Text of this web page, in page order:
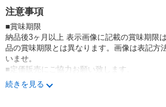
行っています。
Artisan Seriesは嬉々!! CREATIVEとのコラボ
生産者だけでなく、国内の様々なハンディキ
づくりにつながっています。
〜アーティスト山本 頼子(やまもと よりこ)さ
化粧品や花をテーマに選び、ペンでラフに線
選びと、ゆるっとした輪郭が特徴的な嬉々!!
注意事項
■賞味期限
納品後3ヶ月以上 表示画像に記載の賞味期限
品の賞味期限とは異なります。画像は表記方
いませ。
■定価販売にご協力お願い致します。
【重要】
先行商品と通常商品を合わせたご注文の場合
続きを見る